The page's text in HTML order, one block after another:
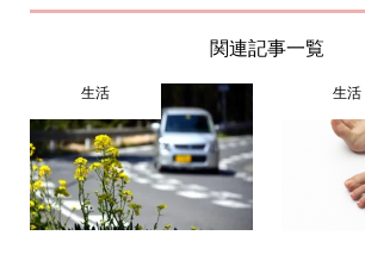
関連記事一覧
生活 生活